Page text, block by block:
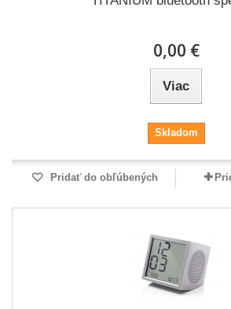
0,00 €
Viac
Skladom
Pridať do obľúbených